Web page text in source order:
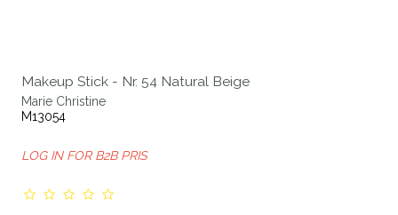
Makeup Stick - Nr. 54 Natural Beige
Marie Christine
M13054
LOG IN FOR B2B PRIS